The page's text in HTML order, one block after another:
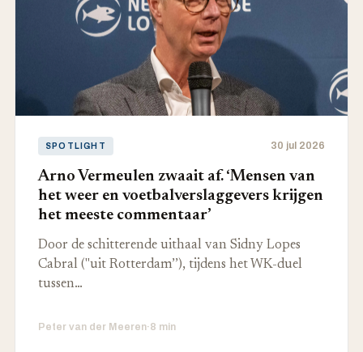
SPOTLIGHT 30 jul 2026
Arno Vermeulen zwaait af. ‘Mensen van
het weer en voetbalverslaggevers krijgen
het meeste commentaar’
Door de schitterende uithaal van Sidny Lopes
Cabral ("uit Rotterdam’’), tijdens het WK-duel
tussen…
Peter van der Meeren·8 min